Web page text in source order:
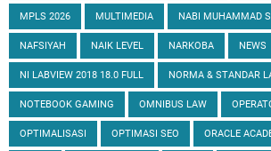
MPLS 2026 MULTIMEDIA NABI MUHAMMAD
NAFSIYAH NAIK LEVEL NARKOBA NEWS
NI LABVIEW 2018 18.0 FULL NORMA & STANDAR
NOTEBOOK GAMING OMNIBUS LAW
OPTIMALISASI OPTIMASI SEO ORACLE